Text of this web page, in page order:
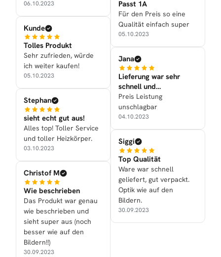
06.10.2023
Kunde
Tolles Produkt
Sehr zufrieden, würde
ich weiter kaufen!
05.10.2023
Stephan
sieht echt gut aus!
Alles top! Toller Service
und toller Heizkörper.
03.10.2023
Christof M
Wie beschrieben
Das Produkt war genau
wie beschrieben und
sieht super aus (noch
besser wie auf den
Bildern!!)
30.09.2023
Passt 1A
Für den Preis so eine
Qualität einfach super
05.10.2023
Jana
Lieferung war sehr
schnell und
Verarbeitung war gut
Preis Leistung
unschlagbar
04.10.2023
Siggi
Top Qualität
Ware war schnell
geliefert, gut verpackt.
Optik wie auf den
Bildern.
30.09.2023